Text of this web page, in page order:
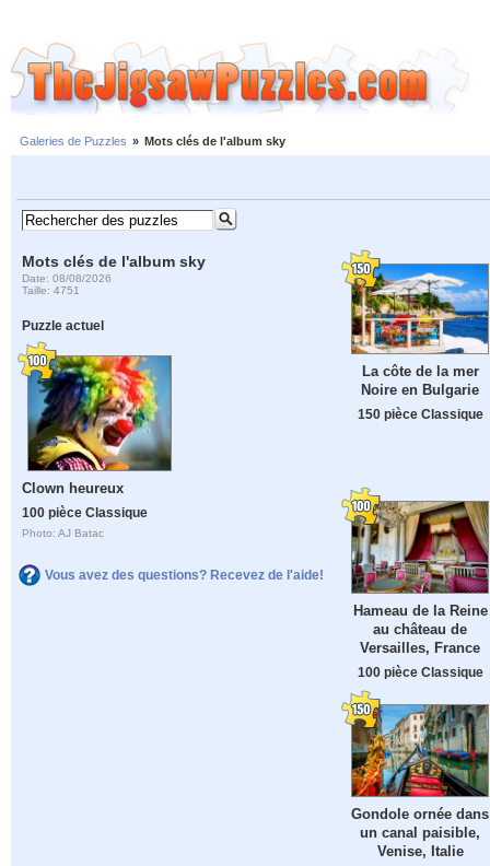
Galeries de Puzzles » Mots clés de l'album sky
Mots clés de l'album sky
Date: 08/08/2026
Taille: 4751
Puzzle actuel
Clown heureux
100 pièce Classique
Photo: AJ Batac
Vous avez des questions? Recevez de l'aide!
La côte de la mer
Noire en Bulgarie
150 pièce Classique
Hameau de la Reine
au château de
Versailles, France
100 pièce Classique
Gondole ornée dans
un canal paisible,
Venise, Italie